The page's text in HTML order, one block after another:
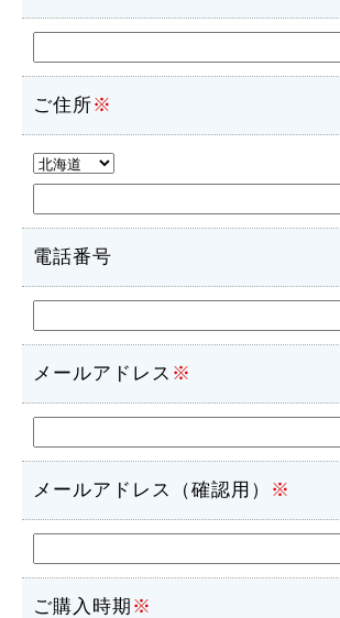
ご住所※
電話番号
メールアドレス ※
メールアドレス（確認用） ※
ご購入時期 ※